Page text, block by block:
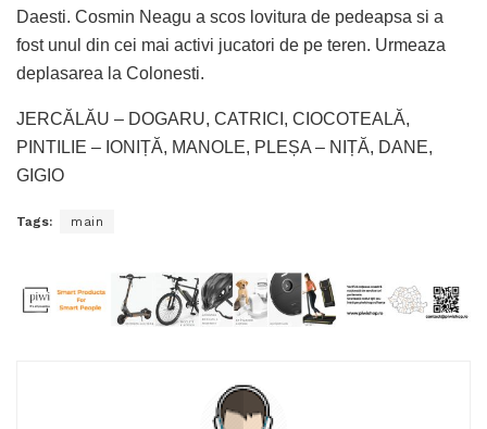
Daesti. Cosmin Neagu a scos lovitura de pedeapsa si a
fost unul din cei mai activi jucatori de pe teren. Urmeaza
deplasarea la Colonesti.
JERCĂLĂU – DOGARU, CATRICI, CIOCOTEALĂ,
PINTILIE – IONIȚĂ, MANOLE, PLEȘA – NIȚĂ, DANE,
GIGIO
Tags: main